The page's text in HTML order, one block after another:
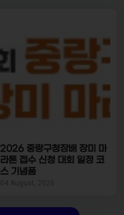
2026 중랑구청장배 장미 마
라톤 접수 신청 대회 일정 코
스 기념품